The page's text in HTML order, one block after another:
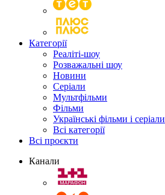
Категорії
Реаліті-шоу
Розважальні шоу
Новини
Серіали
Мультфільми
Фільми
Українські фільми і серіали
Всі категорії
Всі проєкти
Канали